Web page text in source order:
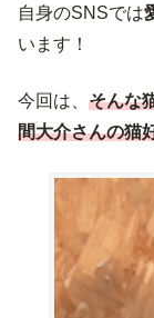
自身のSNSでは
います！
今回は、 そんな
間大介さんの猫